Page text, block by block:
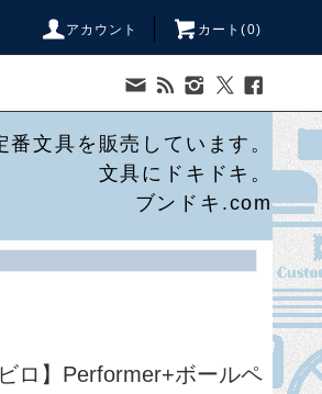
アカウント カート(0)
文具を販売しています。
文具にドキドキ。
ブンドキ.com
ロ】Performer+ボールペ